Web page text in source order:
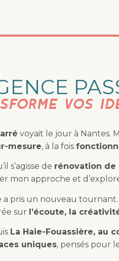
vos
voyait le jour à Nantes.
mesure, à la fois
s’agisse de rénovation de
mon approche et
a pris un nouveau
sur l’écoute, la
La Haie-Fouassière, au
uniques, pensés pour